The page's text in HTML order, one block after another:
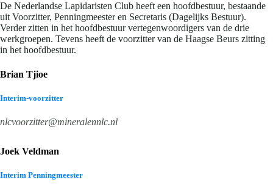
De Nederlandse Lapidaristen Club heeft een hoofdbestuur, bestaande
uit Voorzitter, Penningmeester en Secretaris (Dagelijks Bestuur).
Verder zitten in het hoofdbestuur vertegenwoordigers van de drie
werkgroepen. Tevens heeft de voorzitter van de Haagse Beurs zitting
in het hoofdbestuur.
Brian Tjioe
Interim-voorzitter
nlcvoorzitter@mineralennlc.nl
Joek Veldman
Interim Penningmeester